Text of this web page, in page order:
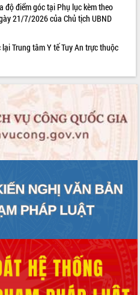
độ điểm góc tại Phụ lục kèm theo
21/7/2026 của Chủ tịch UBND
Trung tâm Y tế Tuy An trực thuộc